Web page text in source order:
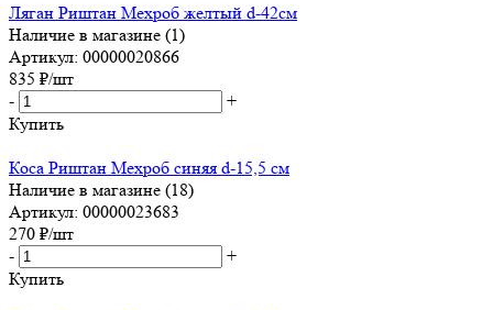
Ляган Риштан Мехроб желтый d-42см
Наличие в магазине (1)
Артикул: 00000020866
835 ₽/шт
-
+
Купить
Коса Риштан Мехроб синяя d-15,5 см
Наличие в магазине (18)
Артикул: 00000023683
270 ₽/шт
-
+
Купить